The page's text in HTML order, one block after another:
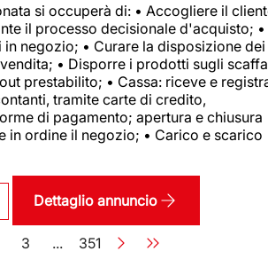
si occuperà di: • Accogliere il
il processo decisionale d'acquisto; •
negozio; • Curare la disposizione dei
• Disporre i prodotti sugli
prestabilito; • Cassa: riceve e
tramite carte di credito,
di pagamento; apertura e chiusura
in ordine il negozio; • Carico e scarico
Dettaglio annuncio
Pagina
3 ... Pagina
351